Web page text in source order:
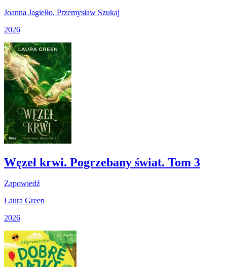
Joanna Jagiełło, Przemysław Szukaj
2026
Węzeł krwi. Pogrzebany świat. Tom 3
Zapowiedź
Laura Green
2026